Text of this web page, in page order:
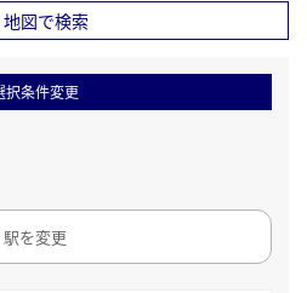
地図で検索
択条件変更
駅を変更